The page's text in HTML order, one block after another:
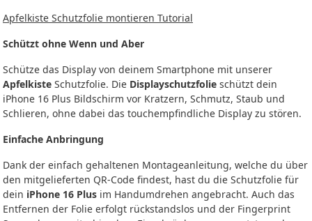
Apfelkiste Schutzfolie montieren Tutorial
Schützt ohne Wenn und Aber
Schütze das Display von deinem Smartphone mit unserer
Apfelkiste Schutzfolie. Die Displayschutzfolie schützt dein
iPhone 16 Plus Bildschirm vor Kratzern, Schmutz, Staub und
Schlieren, ohne dabei das touchempfindliche Display zu stören.
Einfache Anbringung
Dank der einfach gehaltenen Montageanleitung, welche du über
den mitgelieferten QR-Code findest, hast du die Schutzfolie für
dein iPhone 16 Plus im Handumdrehen angebracht. Auch das
Entfernen der Folie erfolgt rückstandslos und der Fingerprint